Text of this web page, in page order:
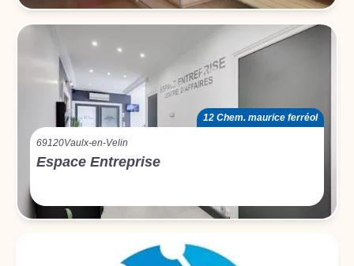
12 Chem. maurice ferréol
69120Vaulx-en-Velin
Espace Entreprise